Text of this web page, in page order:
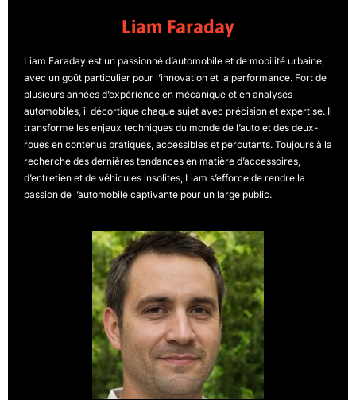
Liam Faraday
Liam Faraday est un passionné d’automobile et de mobilité urbaine,
avec un goût particulier pour l’innovation et la performance. Fort de
plusieurs années d’expérience en mécanique et en analyses
automobiles, il décortique chaque sujet avec précision et expertise. Il
transforme les enjeux techniques du monde de l’auto et des deux-
roues en contenus pratiques, accessibles et percutants. Toujours à la
recherche des dernières tendances en matière d’accessoires,
d’entretien et de véhicules insolites, Liam s’efforce de rendre la
passion de l’automobile captivante pour un large public.